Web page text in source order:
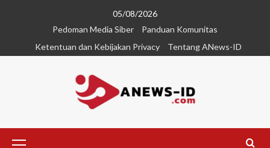
05/08/2026
Pedoman Media Siber
Panduan Komunitas
Ketentuan dan Kebijakan Privacy
Tentang ANews-ID